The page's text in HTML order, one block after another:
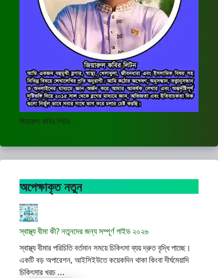
জিয়ারুল কবির লিটন
অপেক্ষাকৃত নতুন
স্বাস্থ্য বীমা কী? নতুনদের জন্য সম্পূর্ণ গাইড ২০২৬
স্বাস্থ্য বীমার পরিচিতি বর্তমান সময়ে চিকিৎসা ব্যয় দ্রুত বৃদ্ধি পাচ্ছে।
একটি বড় অপারেশন, আইসিইউতে কয়েকদিন থাকা কিংবা দীর্ঘমেয়াদি
চিকিৎসার খরচ ...